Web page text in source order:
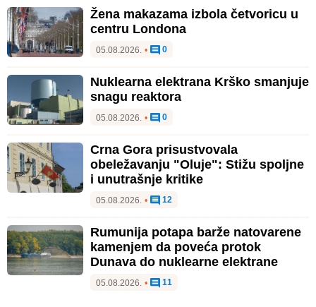
Žena makazama izbola četvoricu u
centru Londona
05.08.2026. • 0
Nuklearna elektrana Krško smanjuje
snagu reaktora
05.08.2026. • 0
Crna Gora prisustvovala
obeležavanju "Oluje": Stižu spoljne
i unutrašnje kritike
05.08.2026. • 12
Rumunija potapa barže natovarene
kamenjem da poveća protok
Dunava do nuklearne elektrane
05.08.2026. • 11